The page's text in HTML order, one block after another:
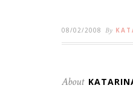
08/02/2008 By
About